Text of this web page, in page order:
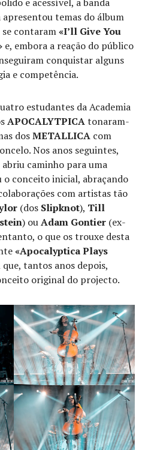
temas do álbum
se contaram«I’ll Give You
e, embora a reação do público
conquistar alguns
e competência.
estudantes da Academia
APOCALYTPICAtonaram-
dosMETALLICA com
Nos anos seguintes,
caminho para uma
conceito inicial, abraçando
com artistas tão
(dos Slipknot), Till
) ouAdam Gontier (ex-
o que os trouxe desta
«Apocalyptica Plays
que, tantos anos depois,
original do projecto.